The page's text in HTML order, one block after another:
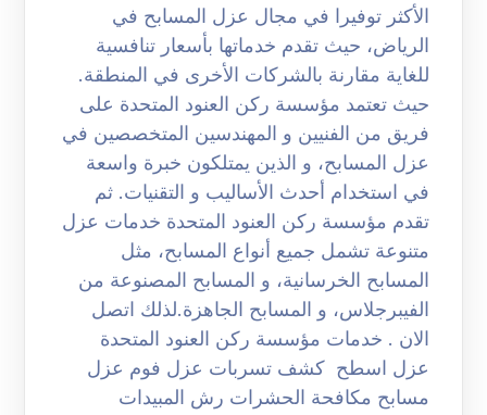
الأكثر توفيرا في مجال عزل المسابح في
الرياض، حيث تقدم خدماتها بأسعار تنافسية
للغاية مقارنة بالشركات الأخرى في المنطقة.
حيث تعتمد مؤسسة ركن العنود المتحدة على
فريق من الفنيين و المهندسين المتخصصين في
عزل المسابح، و الذين يمتلكون خبرة واسعة
في استخدام أحدث الأساليب و التقنيات. ثم
تقدم مؤسسة ركن العنود المتحدة خدمات عزل
متنوعة تشمل جميع أنواع المسابح، مثل
المسابح الخرسانية، و المسابح المصنوعة من
الفيبرجلاس، و المسابح الجاهزة.لذلك اتصل
الان . خدمات مؤسسة ركن العنود المتحدة
عزل اسطح كشف تسربات عزل فوم عزل
مسابح مكافحة الحشرات رش المبيدات